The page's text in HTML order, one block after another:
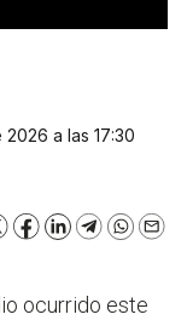
a las 17:30
Facebook
LinkedInTelegram
ocurrido este